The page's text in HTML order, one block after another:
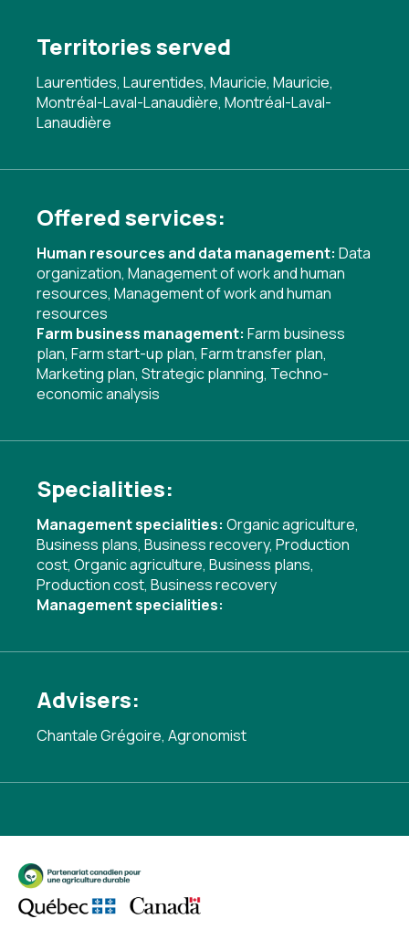
Territories served
Laurentides, Laurentides, Mauricie, Mauricie,
Montréal-Laval-Lanaudière, Montréal-Laval-
Lanaudière
Offered services:
Human resources and data management: Data
organization, Management of work and human
resources, Management of work and human
resources
Farm business management: Farm business
plan, Farm start-up plan, Farm transfer plan,
Marketing plan, Strategic planning, Techno-
economic analysis
Specialities:
Management specialities: Organic agriculture,
Business plans, Business recovery, Production
cost, Organic agriculture, Business plans,
Production cost, Business recovery
Management specialities:
Advisers:
Chantale Grégoire, Agronomist